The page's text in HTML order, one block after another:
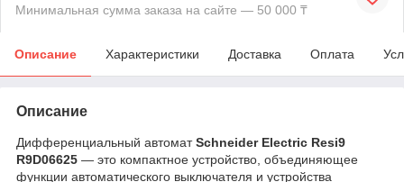
Минимальная сумма заказа на сайте — 50 000 ₸
Описание Характеристики Доставка Оплата
Описание
Дифференциальный автоматSchneider Electric Resi9
R9D06625 — это компактное устройство, объединяющее
функции автоматического выключателя и устройства